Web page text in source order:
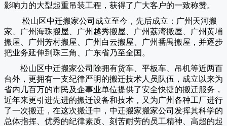
影响力的大型起重吊装工程，获得了广大客户的一致称赞。
松山区中迁搬家公司成立至今，先后成立：广州天河搬
家、广州海珠搬屋、广州越秀搬屋、广州荔湾搬屋、广州黄埔
搬屋、广州芳村搬屋、广州白云搬屋、广州番禺搬屋，并逐步
把业务延伸到珠三角、广东省乃至全国。
松山区中迁搬家公司除拥有货车、平板车、吊机等近两百
台外，更拥有一支纪律严明的搬迁技术人员队伍，成立以来为
省内几百万的市民及企事业单位提供了安全快捷的搬迁服务，
近年来更引进先进的搬迁设备和技术，又为广州各种工厂进行
了一次搬迁，在这次搬迁中， 中迁搬家搬家公司发挥其科学的
总体指挥、优秀的纪律素质、刻苦耐劳的员工精神、高超的起